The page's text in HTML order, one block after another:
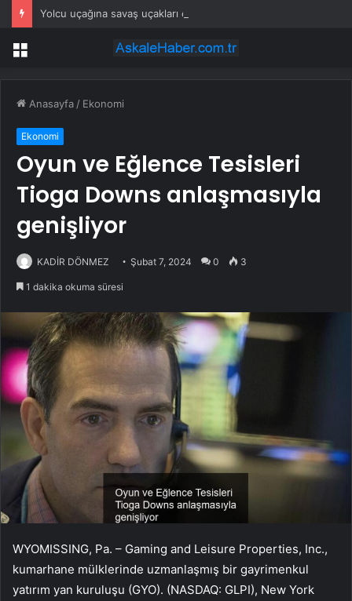
Menü
Anasayfa / Ekonomi
Ekonomi
Oyun ve Eğlence Tesisleri
Tioga Downs anlaşmasıyla
genişliyor
KADİR DÖNMEZ Şubat 7, 2024 0 3
1 dakika okuma süresi
WYOMISSING, Pa. – Gaming and Leisure Properties, Inc.,
kumarhane mülklerinde uzmanlaşmış bir gayrimenkul
yatırım yan kuruluşu (GYO). (NASDAQ: GLPI), New York